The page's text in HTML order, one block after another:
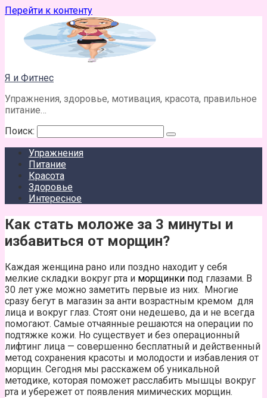
Перейти к контенту
Я и Фитнес
Упражнения, здоровье, мотивация, красота, правильное
питание…
Поиск:
Упражнения
Питание
Красота
Здоровье
Интересное
Как стать моложе за 3 минуты и
избавиться от морщин?
Каждая женщина рано или поздно находит у себя
мелкие складки вокруг рта и морщинки под глазами. В
30 лет уже можно заметить первые из них. Многие
сразу бегут в магазин за анти возрастным кремом для
лица и вокруг глаз. Стоят они недешево, да и не всегда
помогают. Самые отчаянные решаются на операции по
подтяжке кожи. Но существует и без операционный
лифтинг лица — совершенно бесплатный и действенный
метод сохранения красоты и молодости и избавления от
морщин. Сегодня мы расскажем об уникальной
методике, которая поможет расслабить мышцы вокруг
рта и убережет от появления мимических морщин.